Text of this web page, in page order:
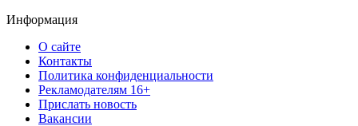
Информация
О сайте
Контакты
Политика конфиденциальности
Рекламодателям 16+
Прислать новость
Вакансии